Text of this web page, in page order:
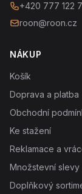
+420 777 122
roon@roon.cz
NÁKUP
Košík
Doprava a platba
Obchodní
Ke stažení
Reklamace a
Množstevní slevy
Doplňkový